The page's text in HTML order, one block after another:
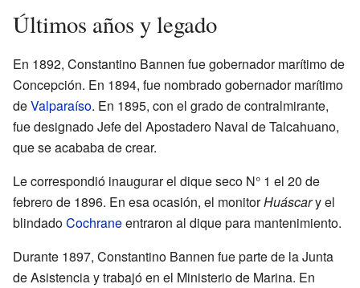
Últimos años y legado
En 1892, Constantino Bannen fue gobernador marítimo de
Concepción. En 1894, fue nombrado gobernador marítimo
deValparaíso. En 1895, con el grado de contralmirante,
fue designado Jefe del Apostadero Naval de Talcahuano,
que se acababa de crear.
Le correspondió inaugurar el dique seco N° 1 el 20 de
febrero de 1896. En esa ocasión, el monitorHuáscary el
blindadoCochraneentraron al dique para mantenimiento.
Durante 1897, Constantino Bannen fue parte de la Junta
de Asistencia y trabajó en el Ministerio de Marina. En